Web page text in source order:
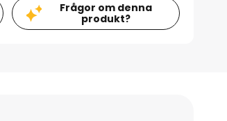
Frågor om denna
produkt?